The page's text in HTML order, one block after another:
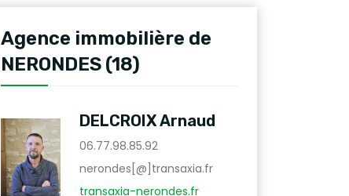
Agence immobilière de
NERONDES (18)
DELCROIX Arnaud
06.77.98.85.92
nerondes[@]transaxia.fr
transaxia-nerondes.fr